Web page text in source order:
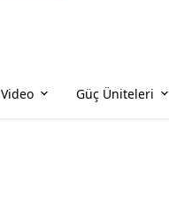
Video Güç Üniteleri